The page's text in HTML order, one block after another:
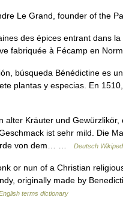
Le Grand, founder of the
des épices entrant dans
fabriquée à Fécamp en
búsqueda Bénédictine es
plantas y especias. En
alter Kräuter und
ist sehr mild. Die
von dem… …
Deutsch
or nun of a Christian
originally made by
terms dictionary